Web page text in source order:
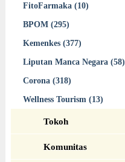
FitoFarmaka (10)
BPOM (295)
Kemenkes (377)
Liputan Manca Negara (58)
Corona (318)
Wellness Tourism (13)
Tokoh
Komunitas